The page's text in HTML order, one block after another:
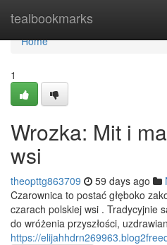
tealbookmarks
Home
Home
1
Wrozka: Mit i
wsi
theopttg863709 59 days ago
Czarownica to postać głęboko
czarach polskiej wsi . Tradycyjnie
do wróżenia przyszłości,
https://